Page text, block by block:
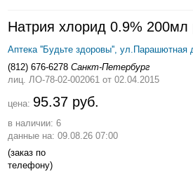
Натрия хлорид 0.9% 200мл
Аптека ''Будьте здоровы'', ул.Парашютная
(812) 676-6278 Санкт-Петербург
лиц. ЛО-78-02-002061 от 02.04.2015
цена: 95.37 руб.
в наличии: 6
данные на: 09.08.26 07:00
(заказ по
телефону)